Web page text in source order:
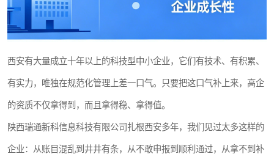
西安有大量成立十年以上的科技型中小企业，它们有技术、有积累、
有实力，唯独在规范化管理上差一口气。只要把这口气补上来，高企
的资质不仅拿得到，而且拿得稳、拿得值。
陕西瑞通新科信息科技有限公司扎根西安多年，我们见过太多这样的
企业：从账目混乱到井井有条，从不敢申报到顺利通过，从拿不到补